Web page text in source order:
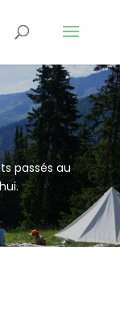
passés au